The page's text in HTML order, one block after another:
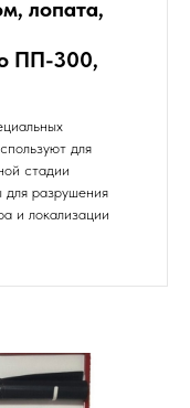
лопата,
ПП-300,
для
стадии
для разрушения
и локализации